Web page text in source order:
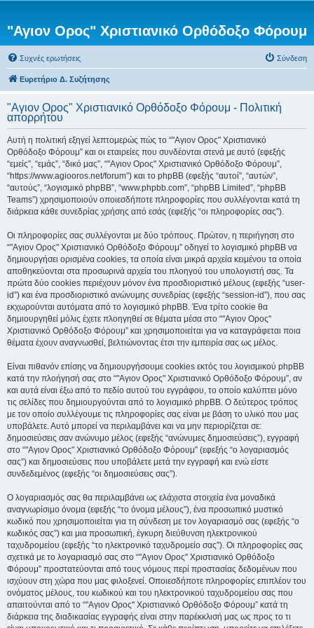
"Αγιον Ορος" Χριστιανικό Ορθόδοξο Φόρουμ
Συχνές ερωτήσεις Σύνδεση
Ευρετήριο Δ. Συζήτησης
"Αγιον Ορος" Χριστιανικό Ορθόδοξο Φόρουμ - Πολιτική
απορρήτου
Αυτή η πολιτική εξηγεί λεπτομερώς πώς το “"Αγιον Ορος" Χριστιανικό
Ορθόδοξο Φόρουμ” και οι εταιρείες που συνδέονται στενά με αυτό (εφεξής
“εμείς”, “εμάς”, “δικό μας”, “"Αγιον Ορος" Χριστιανικό Ορθόδοξο Φόρουμ”,
“https://www.agiooros.net/forum”) και το phpBB (εφεξής “αυτοί”, “αυτών”,
“αυτούς”, “λογισμικό phpBB”, “www.phpbb.com”, “phpBB Limited”, “phpBB
Teams”) χρησιμοποιούν οποιεσδήποτε πληροφορίες που συλλέγονται κατά τη
διάρκεια κάθε συνεδρίας χρήσης από εσάς (εφεξής “οι πληροφορίες σας”).
Οι πληροφορίες σας συλλέγονται με δύο τρόπους. Πρώτον, η περιήγηση στο
“"Αγιον Ορος" Χριστιανικό Ορθόδοξο Φόρουμ” οδηγεί το λογισμικό phpBB να
δημιουργήσει ορισμένα cookies, τα οποία είναι μικρά αρχεία κειμένου τα οποία
αποθηκεύονται στα προσωρινά αρχεία του πλοηγού του υπολογιστή σας. Τα
πρώτα δύο cookies περιέχουν μόνον ένα προσδιοριστικό μέλους (εφεξής “user-
id”) και ένα προσδιοριστικό ανώνυμης συνεδρίας (εφεξής “session-id”), που σας
εκχωρούνται αυτόματα από το λογισμικό phpBB. Ένα τρίτο cookie θα
δημιουργηθεί μόλις έχετε πλοηγηθεί σε θέματα μέσα στο “"Αγιον Ορος"
Χριστιανικό Ορθόδοξο Φόρουμ” και χρησιμοποιείται για να καταγράφεται ποια
θέματα έχουν αναγνωσθεί, βελτιώνοντας έτσι την εμπειρία σας ως μέλος.
Είναι πιθανόν επίσης να δημιουργήσουμε cookies εκτός του λογισμικού phpBB
κατά την πλοήγησή σας στο “"Αγιον Ορος" Χριστιανικό Ορθόδοξο Φόρουμ”, αν
και αυτά είναι έξω από το πεδίο αυτού του εγγράφου, το οποίο καλύπτει μόνο
τις σελίδες που δημιουργούνται από το λογισμικό phpBB. Ο δεύτερος τρόπος
με τον οποίο συλλέγουμε τις πληροφορίες σας είναι με βάση το υλικό που μας
υποβάλετε. Αυτό μπορεί να περιλαμβάνει και να μην περιορίζεται σε:
δημοσιεύσεις σαν ανώνυμο μέλος (εφεξής “ανώνυμες δημοσιεύσεις”), εγγραφή
στο “"Αγιον Ορος" Χριστιανικό Ορθόδοξο Φόρουμ” (εφεξής “ο λογαριασμός
σας”) και δημοσιεύσεις που υποβάλετε μετά την εγγραφή και ενώ είστε
συνδεδεμένος (εφεξής “οι δημοσιεύσεις σας”).
Ο λογαριασμός σας θα περιλαμβάνει ως ελάχιστα στοιχεία ένα μοναδικά
αναγνωρίσιμο όνομα (εφεξής “το όνομα μέλους”), ένα προσωπικό μυστικό
κωδικό που χρησιμοποιείται για τη σύνδεση με τον λογαριασμό σας (εφεξής “ο
κωδικός σας”) και μια προσωπική, έγκυρη διεύθυνση ηλεκτρονικού
ταχυδρομείου (εφεξής “το ηλεκτρονικό ταχυδρομείο σας”). Οι πληροφορίες σας
σχετικά με το λογαριασμό σας στο “"Αγιον Ορος" Χριστιανικό Ορθόδοξο
Φόρουμ” προστατεύονται από τους νόμους περί προστασίας δεδομένων που
ισχύουν στη χώρα που μας φιλοξενεί. Οποιεσδήποτε πληροφορίες επιπλέον του
ονόματος μέλους, του κωδικού και του ηλεκτρονικού ταχυδρομείου σας που
απαιτούνται από το “"Αγιον Ορος" Χριστιανικό Ορθόδοξο Φόρουμ” κατά τη
διάρκεια της διαδικασίας εγγραφής είναι στην παρέκκλισή μας ως προς το τι